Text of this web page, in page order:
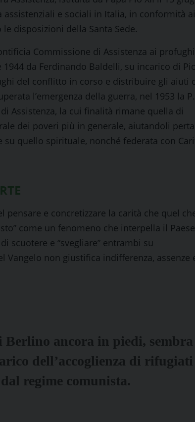
e sociali in Italia, in conformità ai
disposizioni della Santa Sede.
Commissione di Assistenza ai profughi
da Ferdinando Baldelli, su incarico di
del conflitto in corso e distribuire gli aiuti
l’emergenza della guerra, nel 1953 la
Assistenza, la cui finalità rimane quella di
dei poveri più in generale, aiutandoli
quello spirituale, nonché federata con
e concretizzare la carità che quel
come un fenomeno che interpella il
scuotere e “svegliare” entrambi su
Vangelo non giustifica indifferenza, assenze
Berlino ancora in piedi, sembra
dell’accoglienza di rifugiati
regime comunista.